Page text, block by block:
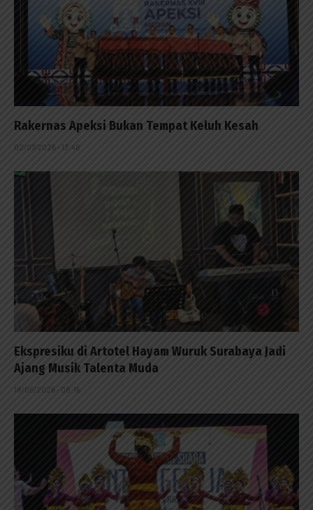
Rakernas Apeksi Bukan Tempat Keluh Kesah
02/07/2026 - 13:48
Ekspresiku di Artotel Hayam Wuruk Surabaya Jadi
Ajang Musik Talenta Muda
18/05/2026 - 08:16